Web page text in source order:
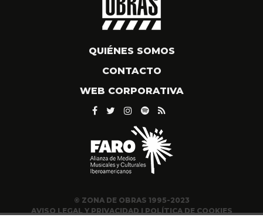
QUIÉNES SOMOS
CONTACTO
WEB CORPORATIVA
© ZONA DE OBRAS 1995-2023
AVISO LEGAL Y PRIVACIDAD|POLÍTICA DE COOKIES